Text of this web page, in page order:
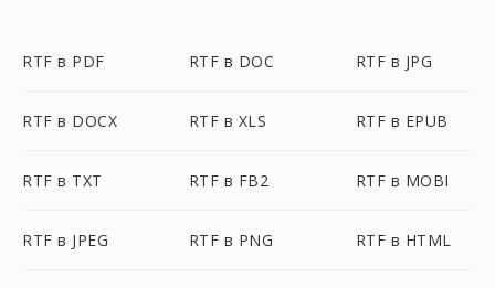
RTF в PDF RTF в DOC RTF в JPG
RTF в DOCX RTF в XLS RTF в EPUB
RTF в TXT RTF в FB2 RTF в MOBI
RTF в JPEG RTF в PNG RTF в HTML